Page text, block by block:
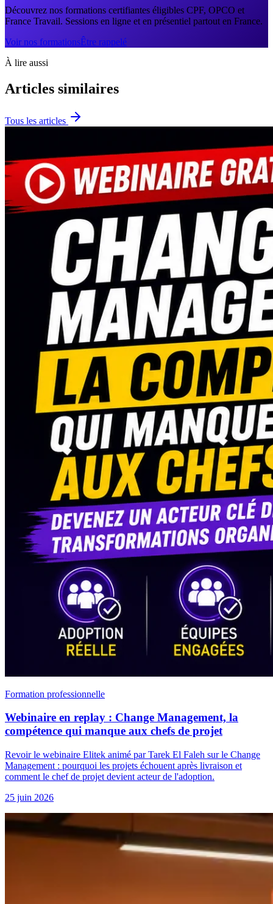
Découvrez nos formations certifiantes éligibles CPF, OPCO et
France Travail. Sessions en ligne et en présentiel partout en France.
Voir nos formationsÊtre rappelé
À lire aussi
Articles similaires
Tous les articles
Formation professionnelle
Webinaire en replay : Change Management, la
compétence qui manque aux chefs de projet
Revoir le webinaire Elitek animé par Tarek El Faleh sur le Change
Management : pourquoi les projets échouent après livraison et
comment le chef de projet devient acteur de l'adoption.
25 juin 2026